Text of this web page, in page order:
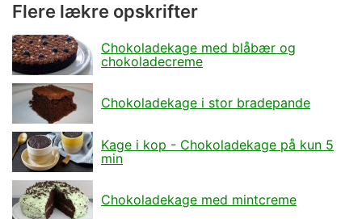
Flere lækre opskrifter
Chokoladekage med blåbær og
chokoladecreme
Chokoladekage i stor bradepande
Kage i kop - Chokoladekage på kun 5
min
Chokoladekage med mintcreme